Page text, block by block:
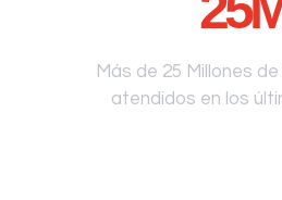
Más de 25 Millones
atendidos en los